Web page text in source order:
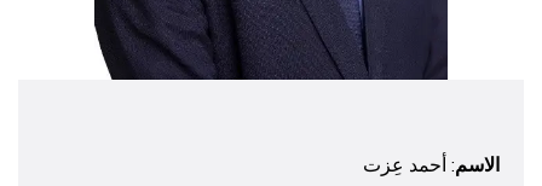
الاسم: أحمد عِزت